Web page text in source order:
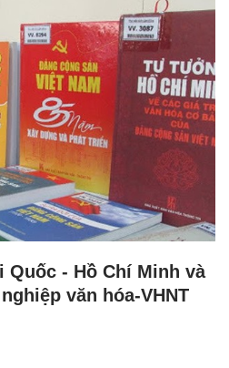
Quốc - Hồ Chí Minh và
văn hóa-VHNT